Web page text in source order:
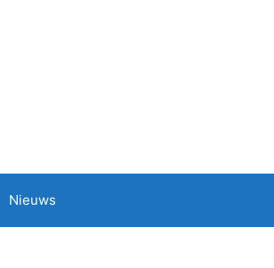
Nieuws